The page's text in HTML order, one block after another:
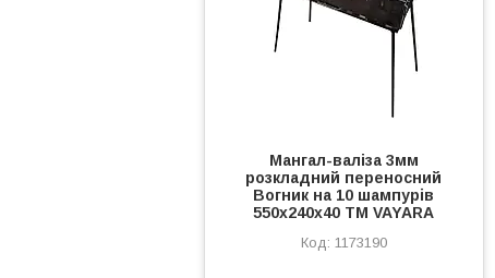
Мангал-валiза 3мм
розкладний переносний
Вогник на 10 шампурів
550х240х40 ТМ VAYARA
1173190